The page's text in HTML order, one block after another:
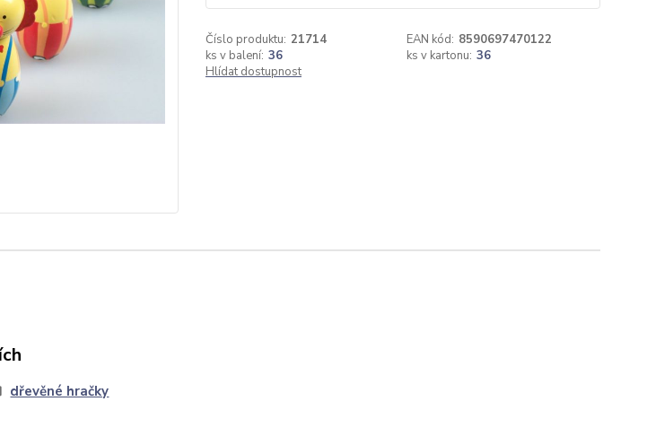
Číslo produktu: 21714 EAN kód: 8590697470122
ks v balení: 36 ks v kartonu: 36
Hlídat dostupnost
dřevěné hračky